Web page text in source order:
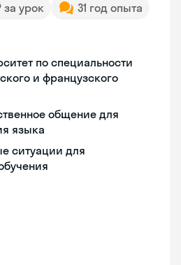
за урок
31 год опыта
по специальности
и французского
общение для
языка
ситуации для